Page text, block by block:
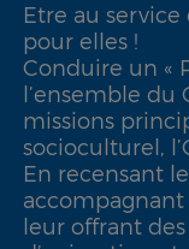
Etre au service
pour elles !
Conduire un «
l’ensemble du
missions
socioculturel,
En recensant
leur offrant des